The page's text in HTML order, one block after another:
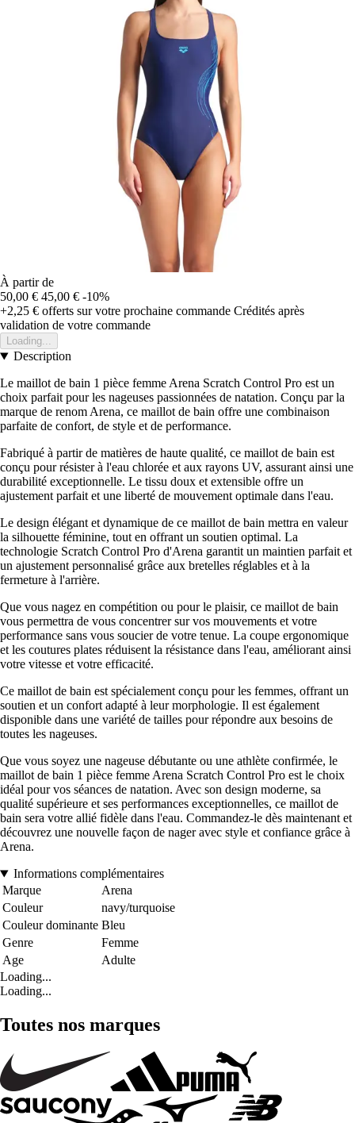
À partir de
50,00 € 45,00 € -10%
+2,25 € offerts sur votre prochaine commande Crédités après
validation de votre commande
Loading...
Description
Le maillot de bain 1 pièce femme Arena Scratch Control Pro est un
choix parfait pour les nageuses passionnées de natation. Conçu par la
marque de renom Arena, ce maillot de bain offre une combinaison
parfaite de confort, de style et de performance.
Fabriqué à partir de matières de haute qualité, ce maillot de bain est
conçu pour résister à l'eau chlorée et aux rayons UV, assurant ainsi une
durabilité exceptionnelle. Le tissu doux et extensible offre un
ajustement parfait et une liberté de mouvement optimale dans l'eau.
Le design élégant et dynamique de ce maillot de bain mettra en valeur
la silhouette féminine, tout en offrant un soutien optimal. La
technologie Scratch Control Pro d'Arena garantit un maintien parfait et
un ajustement personnalisé grâce aux bretelles réglables et à la
fermeture à l'arrière.
Que vous nagez en compétition ou pour le plaisir, ce maillot de bain
vous permettra de vous concentrer sur vos mouvements et votre
performance sans vous soucier de votre tenue. La coupe ergonomique
et les coutures plates réduisent la résistance dans l'eau, améliorant ainsi
votre vitesse et votre efficacité.
Ce maillot de bain est spécialement conçu pour les femmes, offrant un
soutien et un confort adapté à leur morphologie. Il est également
disponible dans une variété de tailles pour répondre aux besoins de
toutes les nageuses.
Que vous soyez une nageuse débutante ou une athlète confirmée, le
maillot de bain 1 pièce femme Arena Scratch Control Pro est le choix
idéal pour vos séances de natation. Avec son design moderne, sa
qualité supérieure et ses performances exceptionnelles, ce maillot de
bain sera votre allié fidèle dans l'eau. Commandez-le dès maintenant et
découvrez une nouvelle façon de nager avec style et confiance grâce à
Arena.
Informations complémentaires
Marque
Arena
Couleur
navy/turquoise
Couleur dominante Bleu
Genre
Femme
Age
Adulte
Loading...
Loading...
Toutes nos marques